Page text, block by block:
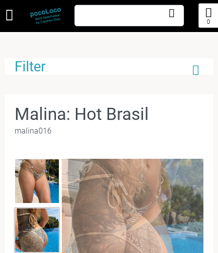
0
Filter
Malina: Hot Brasil
malina016